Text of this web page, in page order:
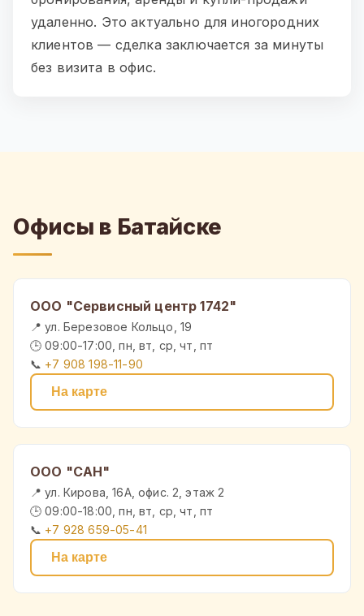
удаленно. Это актуально для иногородних
клиентов — сделка заключается за минуты
без визита в офис.
Офисы в Батайске
ООО "Сервисный центр 1742"
📍 ул. Березовое Кольцо, 19
🕒 09:00-17:00, пн, вт, ср, чт, пт
📞 +7 908 198-11-90
На карте
ООО "САН"
📍 ул. Кирова, 16А, офис. 2, этаж 2
🕒 09:00-18:00, пн, вт, ср, чт, пт
📞 +7 928 659-05-41
На карте